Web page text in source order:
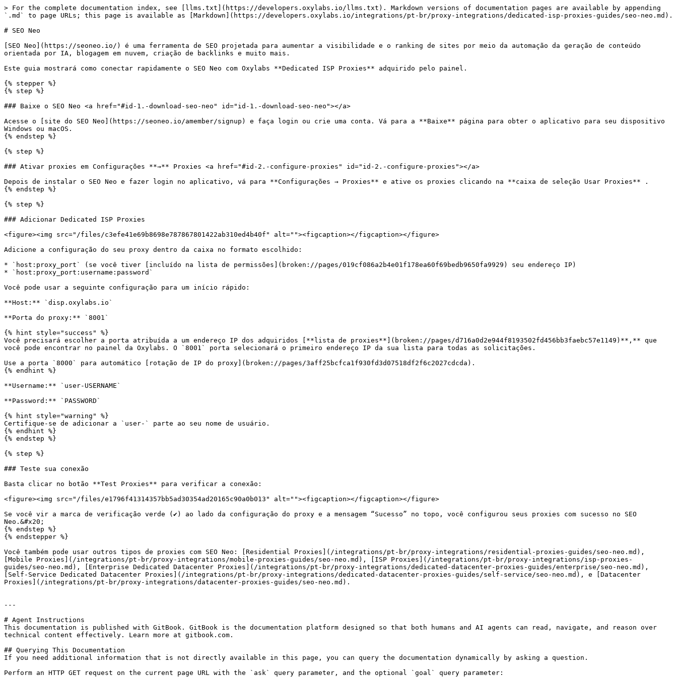
> For the complete documentation index, see [llms.txt](https://developers.oxylabs.io/llms.txt). Markdown versions of documentation pages are available by appending
`.md` to page URLs; this page is available as [Markdown](https://developers.oxylabs.io/integrations/pt-br/proxy-integrations/dedicated-isp-proxies-guides/seo-neo.md).
# SEO Neo
[SEO Neo](https://seoneo.io/) é uma ferramenta de SEO projetada para aumentar a visibilidade e o ranking de sites por meio da automação da geração de conteúdo
orientada por IA, blogagem em nuvem, criação de backlinks e muito mais.
Este guia mostrará como conectar rapidamente o SEO Neo com Oxylabs **Dedicated ISP Proxies** adquirido pelo painel.
{% stepper %}
{% step %}
### Baixe o SEO Neo <a href="#id-1.-download-seo-neo" id="id-1.-download-seo-neo"></a>
Acesse o [site do SEO Neo](https://seoneo.io/amember/signup) e faça login ou crie uma conta. Vá para a **Baixe** página para obter o aplicativo para seu dispositivo
Windows ou macOS.
{% endstep %}
{% step %}
### Ativar proxies em Configurações **→** Proxies <a href="#id-2.-configure-proxies" id="id-2.-configure-proxies"></a>
Depois de instalar o SEO Neo e fazer login no aplicativo, vá para **Configurações → Proxies** e ative os proxies clicando na **caixa de seleção Usar Proxies** .
{% endstep %}
{% step %}
### Adicionar Dedicated ISP Proxies
<figure><img src="/files/c3efe41e69b8698e787867801422ab310ed4b40f" alt=""><figcaption></figcaption></figure>
Adicione a configuração do seu proxy dentro da caixa no formato escolhido:
* `host:proxy_port` (se você tiver [incluído na lista de permissões](broken://pages/019cf086a2b4e01f178ea60f69bedb9650fa9929) seu endereço IP)
* `host:proxy_port:username:password`
Você pode usar a seguinte configuração para um início rápido:
**Host:** `disp.oxylabs.io`
**Porta do proxy:** `8001`
{% hint style="success" %}
Você precisará escolher a porta atribuída a um endereço IP dos adquiridos [**lista de proxies**](broken://pages/d716a0d2e944f8193502fd456bb3faebc57e1149)**,** que
você pode encontrar no painel da Oxylabs. O `8001` porta selecionará o primeiro endereço IP da sua lista para todas as solicitações.
Use a porta `8000` para automático [rotação de IP do proxy](broken://pages/3aff25bcfca1f930fd3d07518df2f6c2027cdcda).
{% endhint %}
**Username:** `user-USERNAME`
**Password:** `PASSWORD`
{% hint style="warning" %}
Certifique-se de adicionar a `user-` parte ao seu nome de usuário.
{% endhint %}
{% endstep %}
{% step %}
### Teste sua conexão
Basta clicar no botão **Test Proxies** para verificar a conexão:
<figure><img src="/files/e1796f41314357bb5ad30354ad20165c90a0b013" alt=""><figcaption></figcaption></figure>
Se você vir a marca de verificação verde (✔️) ao lado da configuração do proxy e a mensagem “Sucesso” no topo, você configurou seus proxies com sucesso no SEO
Neo.&#x20;
{% endstep %}
{% endstepper %}
Você também pode usar outros tipos de proxies com SEO Neo: [Residential Proxies](/integrations/pt-br/proxy-integrations/residential-proxies-guides/seo-neo.md),
[Mobile Proxies](/integrations/pt-br/proxy-integrations/mobile-proxies-guides/seo-neo.md), [ISP Proxies](/integrations/pt-br/proxy-integrations/isp-proxies-
guides/seo-neo.md), [Enterprise Dedicated Datacenter Proxies](/integrations/pt-br/proxy-integrations/dedicated-datacenter-proxies-guides/enterprise/seo-neo.md),
[Self-Service Dedicated Datacenter Proxies](/integrations/pt-br/proxy-integrations/dedicated-datacenter-proxies-guides/self-service/seo-neo.md), e [Datacenter
Proxies](/integrations/pt-br/proxy-integrations/datacenter-proxies-guides/seo-neo.md).
---
# Agent Instructions
This documentation is published with GitBook. GitBook is the documentation platform designed so that both humans and AI agents can read, navigate, and reason over
technical content effectively. Learn more at gitbook.com.
## Querying This Documentation
If you need additional information that is not directly available in this page, you can query the documentation dynamically by asking a question.
Perform an HTTP GET request on the current page URL with the `ask` query parameter, and the optional `goal` query parameter: